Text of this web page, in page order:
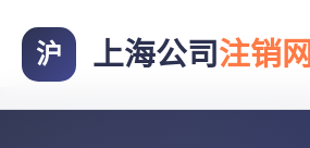
沪 上海公司注销网